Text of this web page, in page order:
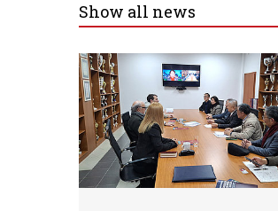
Show all news